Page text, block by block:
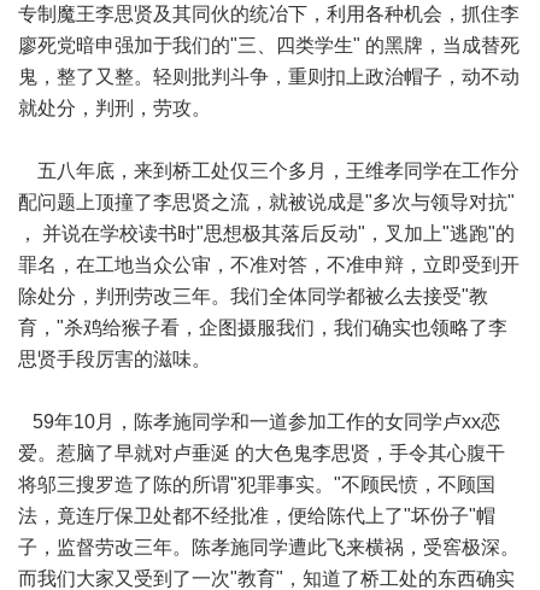
专制魔王李思贤及其同伙的统冶下，利用各种机会，抓住李
廖死党暗申强加于我们的"三、四类学生" 的黑牌，当成替死
鬼，整了又整。轻则批判斗争，重则扣上政治帽子，动不动
就处分，判刑，劳攻。
五八年底，来到桥工处仅三个多月，王维孝同学在工作分
配问题上顶撞了李思贤之流，就被说成是"多次与领导对抗"
， 并说在学校读书时"思想极其落后反动"，叉加上"逃跑"的
罪名，在工地当众公审，不准对答，不准申辩，立即受到开
除处分，判刑劳改三年。我们全体同学都被么去接受"教
育，"杀鸡给猴子看，企图摄服我们，我们确实也领略了李
思贤手段厉害的滋味。
59年10月，陈孝施同学和一道参加工作的女同学卢xx恋
爱。惹脑了早就对卢垂涎 的大色鬼李思贤，手令其心腹干
将邬三搜罗造了陈的所谓"犯罪事实。"不顾民愤，不顾国
法，竟连厅保卫处都不经批准，便给陈代上了"坏份子"帽
子，监督劳改三年。陈孝施同学遭此飞来横祸，受窖极深。
而我们大家又受到了一次"教育"，知道了桥工处的东西确实